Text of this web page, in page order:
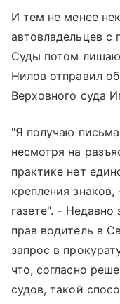
И тем не менее
автовладельцев с
Суды потом
Нилов отправил
Верховного суда
"Я получаю
несмотря на
практике нет
крепления
газете". - Недавно
прав водитель в
запрос в
что, согласно
судов, такой